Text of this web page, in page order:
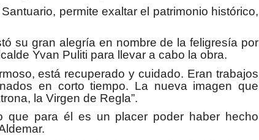
permite exaltar el patrimonio histórico,
su gran alegría en nombre de la feligresía por
Yvan Puliti para llevar a cabo la obra.
está recuperado y cuidado. Eran trabajos
en corto tiempo. La nueva imagen que
la Virgen de Regla”.
que para él es un placer poder haber hecho